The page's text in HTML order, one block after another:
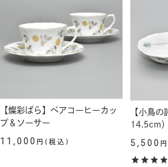
【燦彩ばら】ペアコーヒーカッ
プ＆ソーサー
11,000 円(税込)
【小鳥
14.5cm）
5,500